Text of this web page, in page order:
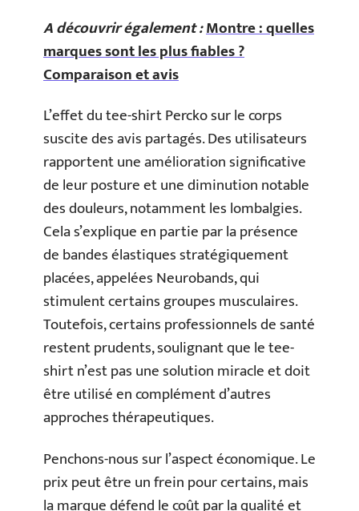
A découvrir également :Montre : quelles
marques sont les plus fiables ?
Comparaison et avis
L’effet du tee-shirt Percko sur le corps
suscite des avis partagés. Des utilisateurs
rapportent une amélioration significative
de leur posture et une diminution notable
des douleurs, notamment les lombalgies.
Cela s’explique en partie par la présence
de bandes élastiques stratégiquement
placées, appelées Neurobands, qui
stimulent certains groupes musculaires.
Toutefois, certains professionnels de santé
restent prudents, soulignant que le tee-
shirt n’est pas une solution miracle et doit
être utilisé en complément d’autres
approches thérapeutiques.
Penchons-nous sur l’aspect économique. Le
prix peut être un frein pour certains, mais
la marque défend le coût par la qualité et